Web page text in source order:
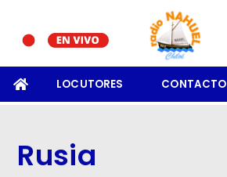
LOCUTORES CONTACTO
Rusia